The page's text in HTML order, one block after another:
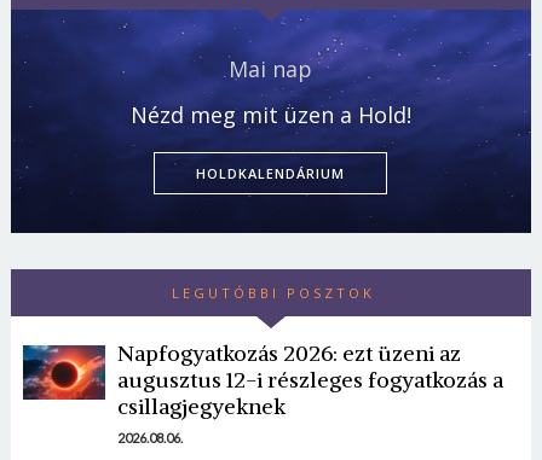
Mai nap
Nézd meg mit üzen a Hold!
HOLDKALENDÁRIUM
LEGUTÓBBI POSZTOK
Napfogyatkozás 2026: ezt üzeni az
augusztus 12-i részleges fogyatkozás a
csillagjegyeknek
2026.08.06.